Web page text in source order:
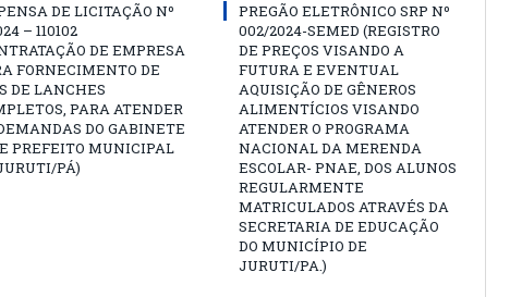
DE LICITAÇÃO Nº
– 110102
DE EMPRESA
FORNECIMENTO DE
DE LANCHES
PARA ATENDER
DO GABINETE
PREFEITO MUNICIPAL
PÁ)
PREGÃO ELETRÔNICO SRP Nº
002/2024-SEMED (REGISTRO
DE PREÇOS VISANDO A
FUTURA E EVENTUAL
AQUISIÇÃO DE GÊNEROS
ALIMENTÍCIOS VISANDO
ATENDER O PROGRAMA
NACIONAL DA MERENDA
ESCOLAR- PNAE, DOS ALUNOS
REGULARMENTE
MATRICULADOS ATRAVÉS DA
SECRETARIA DE EDUCAÇÃO
DO MUNICÍPIO DE
JURUTI/PA.)